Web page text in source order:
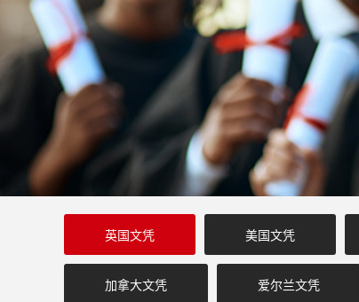
英国文凭 美国文凭
加拿大文凭 爱尔兰文凭